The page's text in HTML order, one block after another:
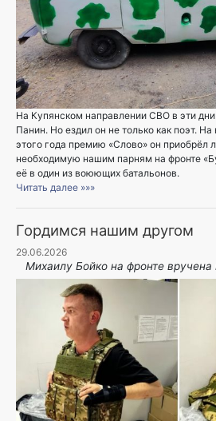
На Купянском направлении СВО в эти
Панин. Но ездил он не только как поэт.
этого года премию «Слово» он приобрёл
необходимую нашим парням на фронте
её в один из воюющих батальонов.
Читать далее »»»
Гордимся нашим другом
29.06.2026
Михаилу Бойко на фронте